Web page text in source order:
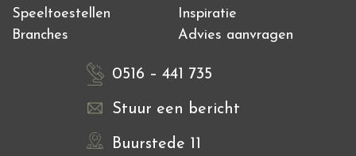
Speeltoestellen
Inspiratie
Branches
Advies aanvragen
0516 – 441 735
Stuur een bericht
Buurstede 11